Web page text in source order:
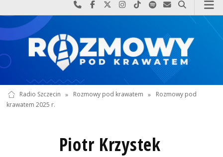
Najlepiej po prostu do nas zadzwoń
Odwiedź nas na Facebook-u
Odwiedź nas na X
Odwiedź nas na Instagram-ie
Odwiedź nas na TikTok-u
Szukaj nas na Spotify
Wyślij do nas
Szukaj
Radio Szczecin » Rozmowy pod krawatem »
Rozmowy pod
krawatem 2025 r.
Piotr Krzystek